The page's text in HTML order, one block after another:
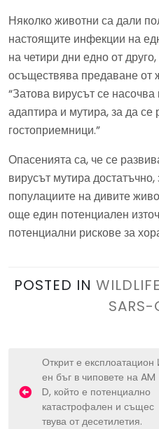
Няколко животни са дали
настоящите инфекции на
на четири дни едно от
осъществява предаване от
“Затова вирусът се
адаптира и мутира, за да се
гостоприемници.”
Опасенията са, че се
вирусът мутира
популациите на дивите
още един потенциален
потенциални рискове за
POSTED IN
o
Открит е експлоатацион
ен бъг в чиповете на AM
D, който е потенциално
катастрофален и същес
твува от десетилетия.